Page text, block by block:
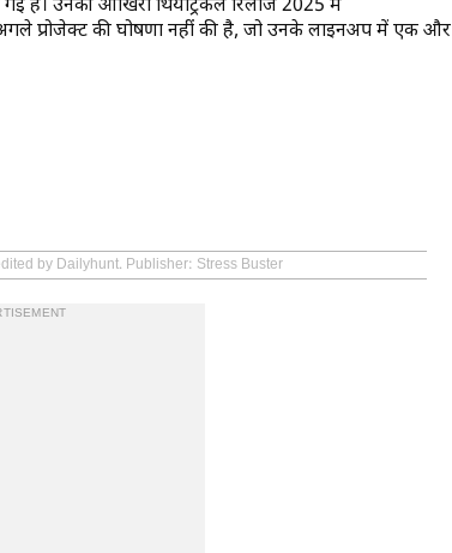
है। उनकी आखिरी थियेट्रिकल रिलीज 2025 में
प्रोजेक्ट की घोषणा नहीं की है, जो उनके लाइनअप में एक और
by Dailyhunt. Publisher: Stress Buster